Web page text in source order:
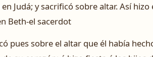
Judá; y sacrificó sobre altar. Así
Beth-el sacerdot
pues sobre el altar que él había